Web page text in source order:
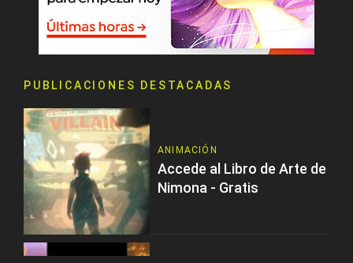
PUBLICACIONES DESTACADAS
ANIMACIÓN
Accede al Libro de Arte de
Nimona - Gratis